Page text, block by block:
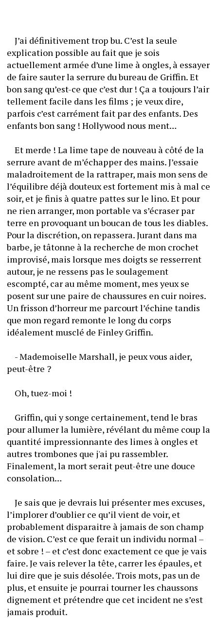
	J’ai définitivement trop bu. C’est la seule
explication possible au fait que je sois
actuellement armée d’une lime à ongles, à essayer
de faire sauter la serrure du bureau de Griffin. Et
bon sang qu’est-ce que c’est dur ! Ça a toujours l’air
tellement facile dans les films ; je veux dire,
parfois c’est carrément fait par des enfants. Des
	Et merde ! La lime tape de nouveau à côté de la
serrure avant de m’échapper des mains. J’essaie
maladroitement de la rattraper, mais mon sens de
l’équilibre déjà douteux est fortement mis à mal ce
soir, et je finis à quatre pattes sur le lino. Et pour
ne rien arranger, mon portable va s’écraser par
terre en provoquant un boucan de tous les diables.
Pour la discrétion, on repassera. Jurant dans ma
barbe, je tâtonne à la recherche de mon crochet
improvisé, mais lorsque mes doigts se resserrent
autour, je ne ressens pas le soulagement
escompté, car au même moment, mes yeux se
posent sur une paire de chaussures en cuir noires.
Un frisson d’horreur me parcourt l’échine tandis
que mon regard remonte le long du corps
idéalement musclé de Finley Griffin.
  	- Mademoiselle Marshall, je peux vous aider,
peut-être ?
	Oh, tuez-moi !
	Griffin, qui y songe certainement, tend le bras
pour allumer la lumière, révélant du même coup la
quantité impressionnante des limes à ongles et
autres trombones que j'ai pu rassembler.
Finalement, la mort serait peut-être une douce
consolation…
	Je sais que je devrais lui présenter mes excuses,
l’implorer d’oublier ce qu’il vient de voir, et
probablement disparaitre à jamais de son champ
de vision. C’est ce que ferait un individu normal –
et sobre ! – et c’est donc exactement ce que je vais
faire. Je vais relever la tête, carrer les épaules, et
lui dire que je suis désolée. Trois mots, pas un de
plus, et ensuite je pourrai tourner les chaussons
dignement et prétendre que cet incident ne s’est
jamais produit.